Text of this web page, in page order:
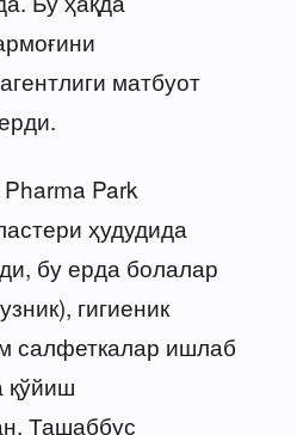
матбуот
Park
ҳудудида
бу ерда болалар
гигиеник
салфеткалар ишлаб
қўйиш
Ташаббус